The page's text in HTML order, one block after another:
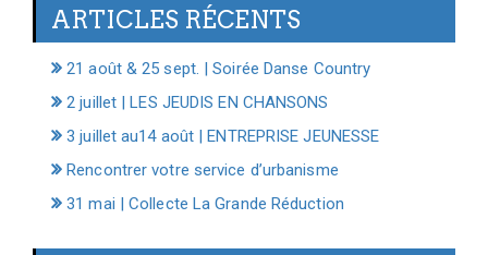
ARTICLES RÉCENTS
21 août & 25 sept. | Soirée Danse Country
2 juillet | LES JEUDIS EN CHANSONS
3 juillet au14 août | ENTREPRISE JEUNESSE
Rencontrer votre service d’urbanisme
31 mai | Collecte La Grande Réduction